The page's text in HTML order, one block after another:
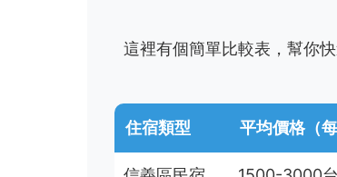
這裡有個簡單比較表，幫你快
住宿類型 平均價格（每